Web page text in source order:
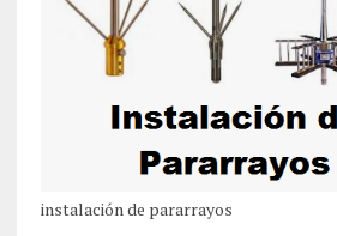
instalación de pararrayos